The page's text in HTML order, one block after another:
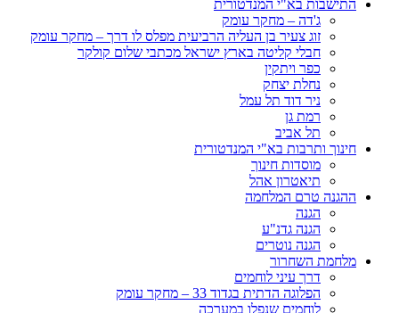
התישבות בא"י המנדטורית
ג'דה – מחקר עומק
זוג צעיר בן העליה הרביעית מפלס לו דרך – מחקר עומק
חבלי קליטה בארץ ישראל מכתבי שלום קולקר
כפר ויתקין
נחלת יצחק
ניר דוד תל עמל
רמת גן
תל אביב
חינוך ותרבות בא"י המנדטורית
מוסדות חינוך
תיאטרון אהל
ההגנה טרם המלחמה
הגנה
הגנה גדנ"ע
הגנה נוטרים
מלחמת השחרור
דרך עיני לוחמים
הפלוגה הדתית בגדוד 33 – מחקר עומק
לוחמים שנפלו במערכה